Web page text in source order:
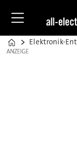
Home
Elektronik-
ANZEIGE
ANZEIGE